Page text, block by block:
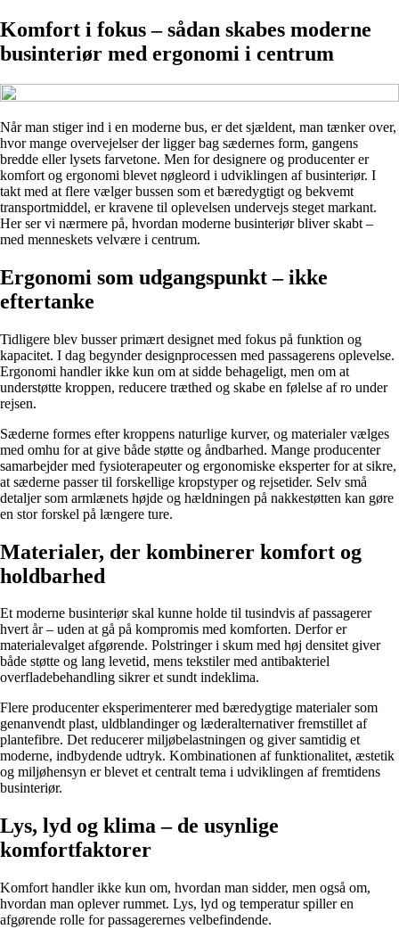
Komfort i fokus – sådan skabes moderne
businteriør med ergonomi i centrum
Når man stiger ind i en moderne bus, er det sjældent, man tænker over,
hvor mange overvejelser der ligger bag sædernes form, gangens
bredde eller lysets farvetone. Men for designere og producenter er
komfort og ergonomi blevet nøgleord i udviklingen af businteriør. I
takt med at flere vælger bussen som et bæredygtigt og bekvemt
transportmiddel, er kravene til oplevelsen undervejs steget markant.
Her ser vi nærmere på, hvordan moderne businteriør bliver skabt –
med menneskets velvære i centrum.
Ergonomi som udgangspunkt – ikke
eftertanke
Tidligere blev busser primært designet med fokus på funktion og
kapacitet. I dag begynder designprocessen med passagerens oplevelse.
Ergonomi handler ikke kun om at sidde behageligt, men om at
understøtte kroppen, reducere træthed og skabe en følelse af ro under
rejsen.
Sæderne formes efter kroppens naturlige kurver, og materialer vælges
med omhu for at give både støtte og åndbarhed. Mange producenter
samarbejder med fysioterapeuter og ergonomiske eksperter for at sikre,
at sæderne passer til forskellige kropstyper og rejsetider. Selv små
detaljer som armlænets højde og hældningen på nakkestøtten kan gøre
en stor forskel på længere ture.
Materialer, der kombinerer komfort og
holdbarhed
Et moderne businteriør skal kunne holde til tusindvis af passagerer
hvert år – uden at gå på kompromis med komforten. Derfor er
materialevalget afgørende. Polstringer i skum med høj densitet giver
både støtte og lang levetid, mens tekstiler med antibakteriel
overfladebehandling sikrer et sundt indeklima.
Flere producenter eksperimenterer med bæredygtige materialer som
genanvendt plast, uldblandinger og læderalternativer fremstillet af
plantefibre. Det reducerer miljøbelastningen og giver samtidig et
moderne, indbydende udtryk. Kombinationen af funktionalitet, æstetik
og miljøhensyn er blevet et centralt tema i udviklingen af fremtidens
businteriør.
Lys, lyd og klima – de usynlige
komfortfaktorer
Komfort handler ikke kun om, hvordan man sidder, men også om,
hvordan man oplever rummet. Lys, lyd og temperatur spiller en
afgørende rolle for passagerernes velbefindende.